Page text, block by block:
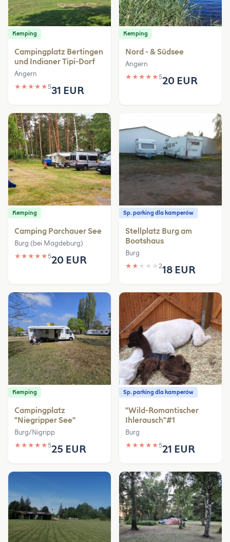
Kemping
Campingplatz Bertingen
und Indianer Tipi-Dorf
Angern
★ ★ ★ ★ ★531 EUR
Kemping
Nord - & Südsee
Angern
★ ★ ★ ★ ★520 EUR
Kemping
Camping Parchauer See
Burg (bei Magdeburg)
★ ★ ★ ★ ★520 EUR
Sp. parking dla kamperów
Stellplatz Burg am
Bootshaus
Burg
★ ★ ★ ★ ★ 218 EUR
Kemping
Campingplatz
"Niegripper See"
Burg/Nigripp
★ ★ ★ ★ ★525 EUR
Sp. parking dla kamperów
"Wild-Romantischer
Ihlerausch"#1
Burg
★ ★ ★ ★ ★521 EUR